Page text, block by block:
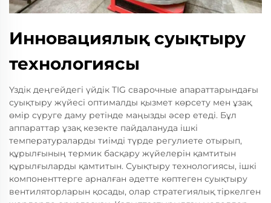
Инновациялық суықтыру
технологиясы
Үздік деңгейдегі үйдік TIG сварочные апараттарындағы
суықтыру жүйесі оптималды қызмет көрсету мен ұзақ
өмір сүруге даму ретінде маңызды әсер етеді. Бұл
аппараттар ұзақ кезекте пайдалануда ішкі
температураларды тиімді түрде регулиете отырып,
құрылғының термик басқару жүйелерін қамтитын
құрылғыларды қамтитын. Суықтыру технологиясы, ішкі
компоненттерге арналған әдетте көптеген суықтыру
вентиляторларын қосады, олар стратегиялық тіркелген